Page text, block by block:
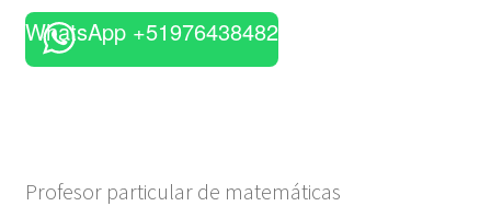
WhatsApp +51976438482
Profesor particular de matemáticas